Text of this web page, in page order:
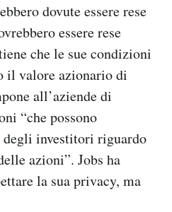
dovute essere rese
essere rese
che le sue condizioni
il valore azionario di
all’aziende di
“che possono
investitori riguardo
azioni”. Jobs ha
la sua privacy, ma